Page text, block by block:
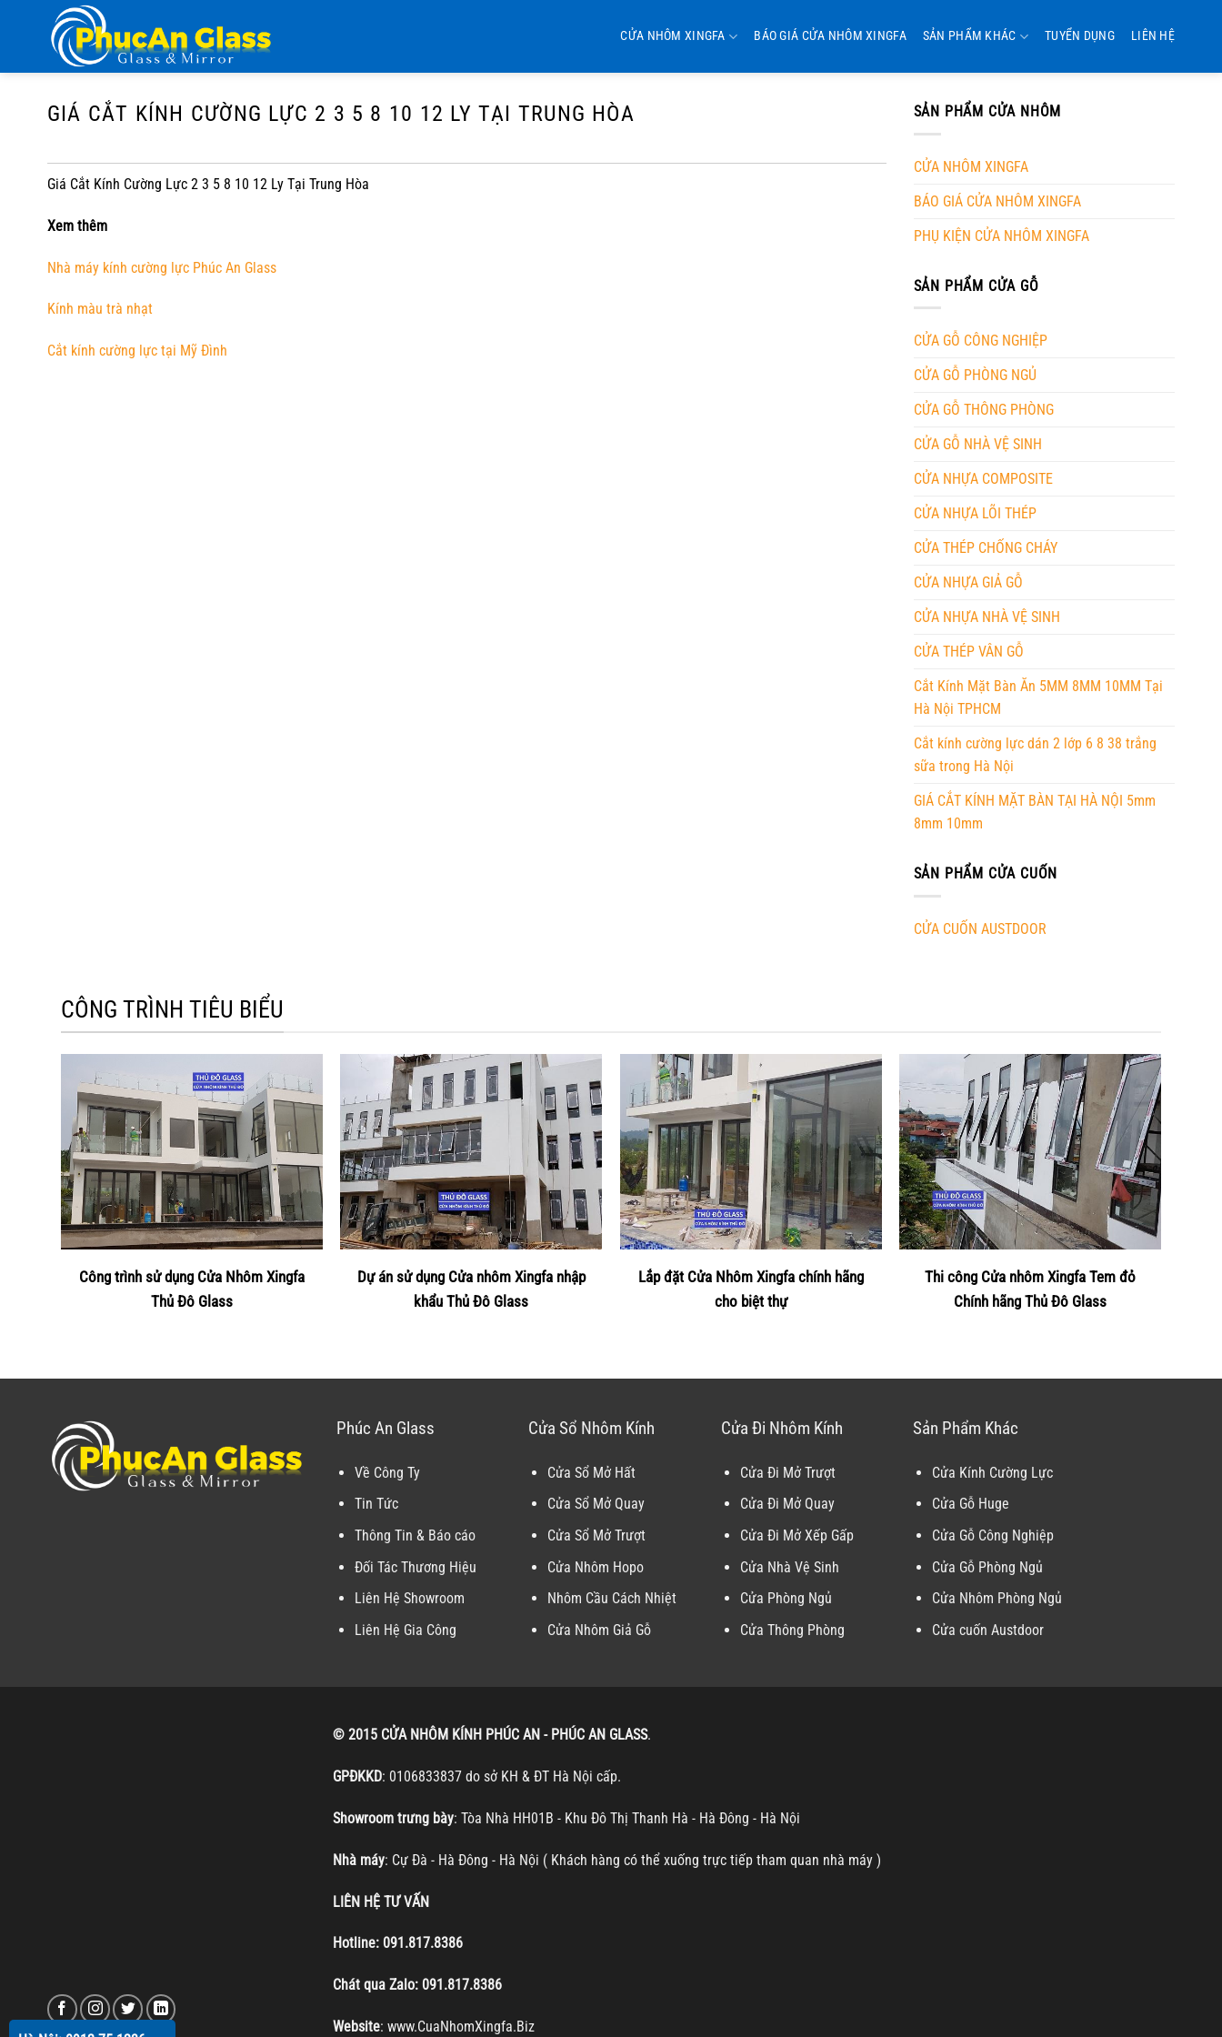
dung
CỬA NHÔM XINGFA BÁO GIÁ CỬA NHÔM XINGFA SẢN PHẨM KHÁC TUYỂN DỤNG LIÊN HỆ
GIÁ CẮT KÍNH CƯỜNG LỰC 2 3 5 8 10 12 LY TẠI TRUNG HÒA
Giá Cắt Kính Cường Lực 2 3 5 8 10 12 Ly Tại Trung Hòa
Xem thêm
Nhà máy kính cường lực Phúc An Glass
Kính màu trà nhạt
Cắt kính cường lực tại Mỹ Đình
SẢN PHẨM CỬA NHÔM
CỬA NHÔM XINGFA
BÁO GIÁ CỬA NHÔM XINGFA
PHỤ KIỆN CỬA NHÔM XINGFA
SẢN PHẨM CỬA GỖ
CỬA GỖ CÔNG NGHIỆP
CỬA GỖ PHÒNG NGỦ
CỬA GỖ THÔNG PHÒNG
CỬA GỖ NHÀ VỆ SINH
CỬA NHỰA COMPOSITE
CỬA NHỰA LÕI THÉP
CỬA THÉP CHỐNG CHÁY
CỬA NHỰA GIẢ GỖ
CỬA NHỰA NHÀ VỆ SINH
CỬA THÉP VÂN GỖ
Cắt Kính Mặt Bàn Ăn 5MM 8MM 10MM Tại
Hà Nội TPHCM
Cắt kính cường lực dán 2 lớp 6 8 38 trắng
sữa trong Hà Nội
GIÁ CẮT KÍNH MẶT BÀN TẠI HÀ NỘI 5mm
8mm 10mm
SẢN PHẨM CỬA CUỐN
CỬA CUỐN AUSTDOOR
CÔNG TRÌNH TIÊU BIỂU
Công trình sử dụng Cửa Nhôm Xingfa
Thủ Đô Glass
Dự án sử dụng Cửa nhôm Xingfa nhập
khẩu Thủ Đô Glass
Lắp đặt Cửa Nhôm Xingfa chính hãng
cho biệt thự
Thi công Cửa nhôm Xingfa Tem đỏ
Chính hãng Thủ Đô Glass
Phúc An Glass
Về Công Ty
Tin Tức
Thông Tin & Báo cáo
Đối Tác Thương Hiệu
Liên Hệ Showroom
Liên Hệ Gia Công
Cửa Sổ Nhôm Kính
Cửa Sổ Mở Hất
Cửa Sổ Mở Quay
Cửa Sổ Mở Trượt
Cửa Nhôm Hopo
Nhôm Cầu Cách Nhiệt
Cửa Nhôm Giả Gỗ
Cửa Đi Nhôm Kính
Cửa Đi Mở Trượt
Cửa Đi Mở Quay
Cửa Đi Mở Xếp Gấp
Cửa Nhà Vệ Sinh
Cửa Phòng Ngủ
Cửa Thông Phòng
Sản Phẩm Khác
Cửa Kính Cường Lực
Cửa Gỗ Huge
Cửa Gỗ Công Nghiệp
Cửa Gỗ Phòng Ngủ
Cửa Nhôm Phòng Ngủ
Cửa cuốn Austdoor
© 2015 CỬA NHÔM KÍNH PHÚC AN - PHÚC AN GLASS.
GPĐKKD: 0106833837 do sở KH & ĐT Hà Nội cấp.
Showroom trưng bày: Tòa Nhà HH01B - Khu Đô Thị Thanh Hà - Hà Đông - Hà Nội
Nhà máy: Cự Đà - Hà Đông - Hà Nội ( Khách hàng có thể xuống trực tiếp tham quan nhà máy )
LIÊN HỆ TƯ VẤN
Hotline: 091.817.8386
Chát qua Zalo: 091.817.8386
Website:www.CuaNhomXingfa.Biz